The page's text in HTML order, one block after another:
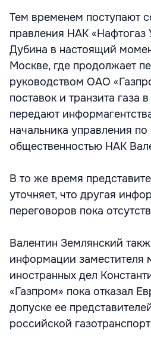
Тем временем поступают
правления НАК «Нафтогаз
Дубина в настоящий
Москве, где продолжает
руководством ОАО
поставок и транзита газа
передают
начальника управления по
общественностью НАК
В то же время
уточняет, что другая
переговоров пока
Валентин Землянский
информации заместителя
иностранных дел
«Газпром» пока отказал
допуске ее
российской